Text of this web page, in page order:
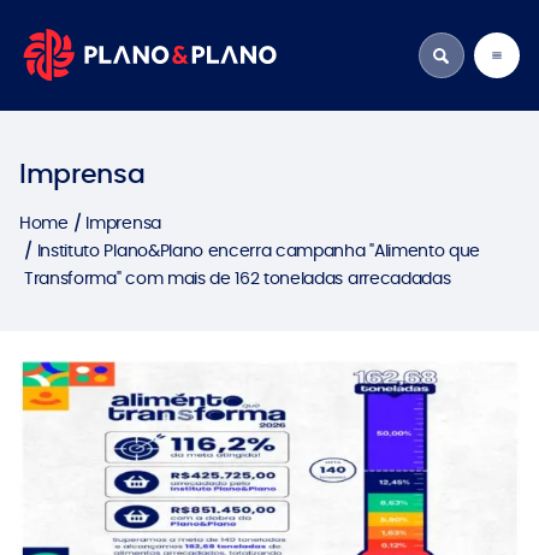
Imprensa
Home
Imprensa
Instituto Plano&Plano encerra campanha "Alimento que
Transforma" com mais de 162 toneladas arrecadadas